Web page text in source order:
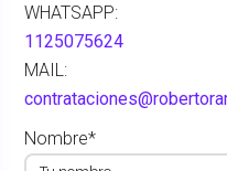
WHATSAPP:
1125075624
MAIL:
Nombre*